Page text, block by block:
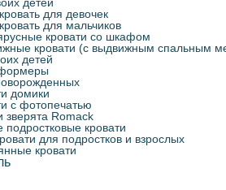
для девочек
для мальчиков
кровати со шкафом
кровати (с выдвижным спальным
детей
домики
с фотопечатью
зверята Romack
подростковые кровати
для подростков и взрослых
кровати
подростков и взрослых
кровати
механизмом